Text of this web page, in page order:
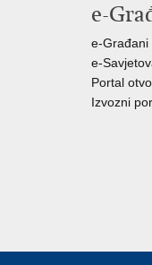
e-
e-Građani
e-
Portal
Izvozni